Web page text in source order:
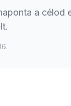
a célod